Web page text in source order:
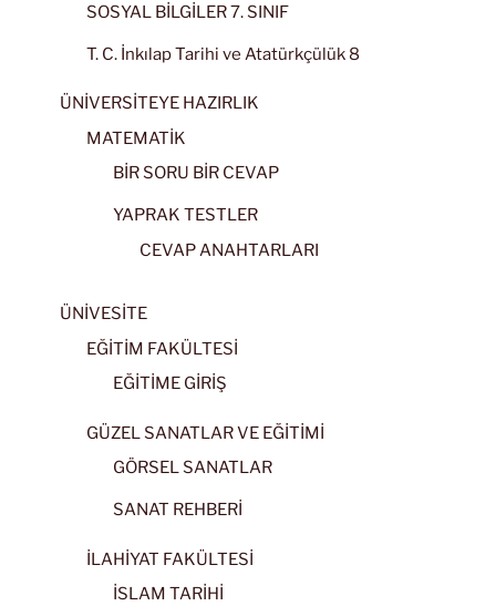
SOSYAL BİLGİLER 7. SINIF
T. C. İnkılap Tarihi ve Atatürkçülük 8
ÜNİVERSİTEYE HAZIRLIK
MATEMATİK
BİR SORU BİR CEVAP
YAPRAK TESTLER
CEVAP ANAHTARLARI
ÜNİVESİTE
EĞİTİM FAKÜLTESİ
EĞİTİME GİRİŞ
GÜZEL SANATLAR VE EĞİTİMİ
GÖRSEL SANATLAR
SANAT REHBERİ
İLAHİYAT FAKÜLTESİ
İSLAM TARİHİ